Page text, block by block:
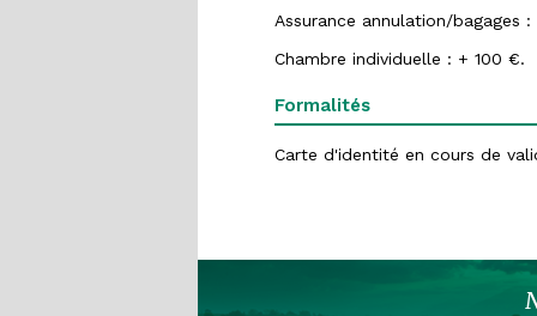
Assurance annulation/
Chambre individuelle : + 100 €.
Formalités
Carte d'identité en cours de